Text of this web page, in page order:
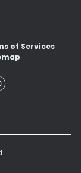
of Services